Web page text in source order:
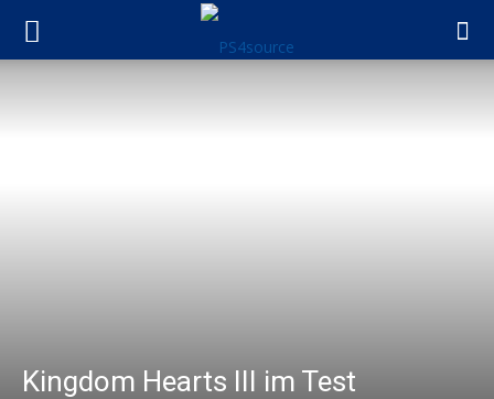
Kingdom Hearts III im Test